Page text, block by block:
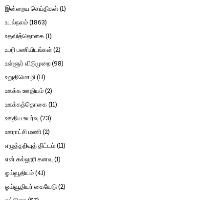
இன்றைய செய்திகள்(1)
உடல்நலம்(1863)
உதவித்தொகை(1)
உபரி பணியிடங்கள்(2)
உள்ளூர் விடுமுறை(98)
உறுதிமொழி(11)
ஊக்க ஊதியம்(2)
ஊக்கத்தொகை(11)
ஊதிய உயர்வு (73)
ஊராட்சி மணி(2)
எழுத்தறிவுத் திட்டம்(11)
என் கல்லூரி கனவு (1)
ஓய்வூதியம்(41)
ஓய்வூதியர் கையேடு(2)